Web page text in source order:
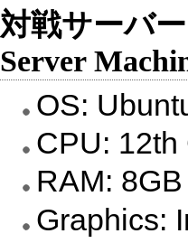
対戦サーバ
Server
OS:
CPU: 12th
RAM: 8GB
Graphics: